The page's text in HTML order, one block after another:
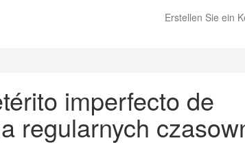
Erstellen Sie ein
imperfecto de
regularnych